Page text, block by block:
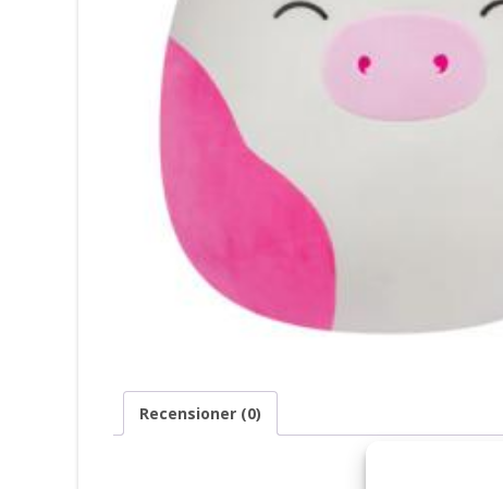
Recensioner (0)